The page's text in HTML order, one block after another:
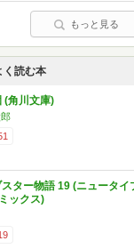
もっと見る
く読む本
(角川文庫)
ター物語 19 (ニュータイ
ックス)